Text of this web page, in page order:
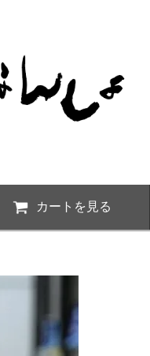
カートを見る